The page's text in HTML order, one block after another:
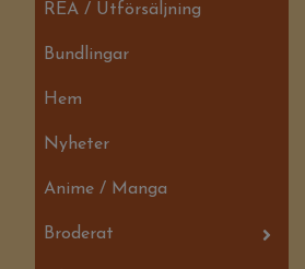
REA / Utförsäljning
Bundlingar
Hem
Nyheter
Anime / Manga
Broderat